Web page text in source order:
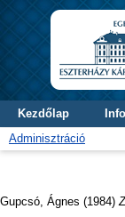
Kezdőlap
Adminisztráció
Gupcsó, Ágnes (1984)